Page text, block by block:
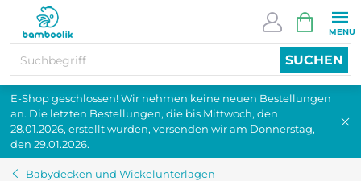
Inhalt
springen
SUCHEN
E-Shop geschlossen! Wir nehmen keine neuen Bestellungen
an. Die letzten Bestellungen, die bis Mittwoch, den
28.01.2026, erstellt wurden, versenden wir am Donnerstag,
den 29.01.2026.
Babydecken und Wickelunterlagen